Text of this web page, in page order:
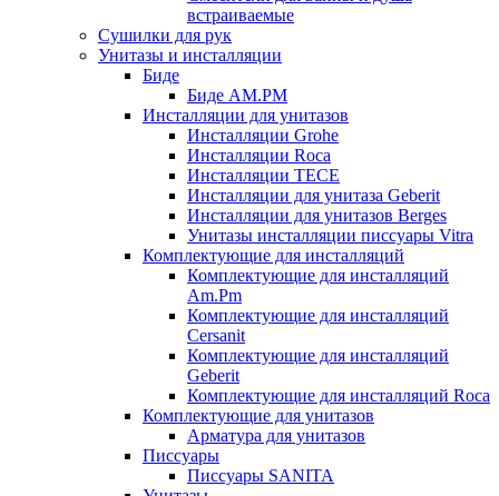
встраиваемые
Сушилки для рук
Унитазы и инсталляции
Биде
Биде AM.PM
Инсталляции для унитазов
Инсталляции Grohe
Инсталляции Roca
Инсталляции TECE
Инсталляции для унитаза Geberit
Инсталляции для унитазов Berges
Унитазы инсталляции писсуары Vitra
Комплектующие для инсталляций
Комплектующие для инсталляций
Am.Pm
Комплектующие для инсталляций
Cersanit
Комплектующие для инсталляций
Geberit
Комплектующие для инсталляций Roca
Комплектующие для унитазов
Арматура для унитазов
Писсуары
Писсуары SANITA